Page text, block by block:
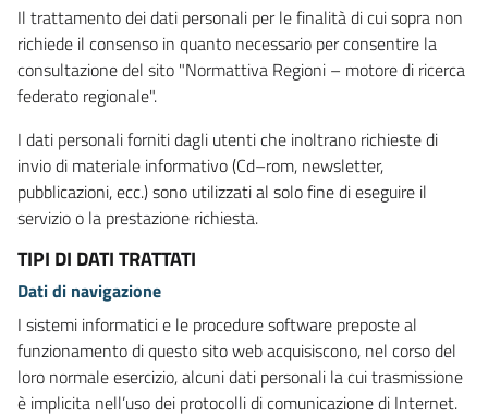
Il trattamento dei dati personali per le finalità di cui sopra non
richiede il consenso in quanto necessario per consentire la
consultazione del sito "Normattiva Regioni – motore di ricerca
federato regionale".
I dati personali forniti dagli utenti che inoltrano richieste di
invio di materiale informativo (Cd–rom, newsletter,
pubblicazioni, ecc.) sono utilizzati al solo fine di eseguire il
servizio o la prestazione richiesta.
TIPI DI DATI TRATTATI
Dati di navigazione
I sistemi informatici e le procedure software preposte al
funzionamento di questo sito web acquisiscono, nel corso del
loro normale esercizio, alcuni dati personali la cui trasmissione
è implicita nell’uso dei protocolli di comunicazione di Internet.